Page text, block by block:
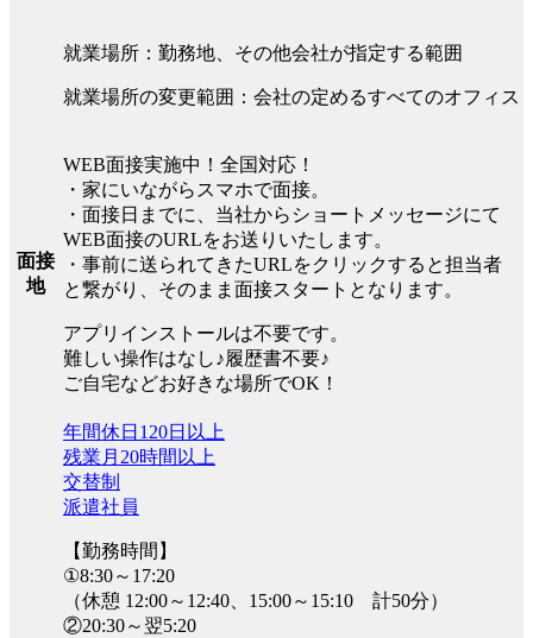
就業場所：勤務地、その他会社が指定する範囲
就業場所の変更範囲：会社の定めるすべてのオフィス
面接
地
WEB面接実施中！全国対応！
・家にいながらスマホで面接。
・面接日までに、当社からショートメッセージにて
WEB面接のURLをお送りいたします。
・事前に送られてきたURLをクリックすると担当者
と繋がり、そのまま面接スタートとなります。
アプリインストールは不要です。
難しい操作はなし♪履歴書不要♪
ご自宅などお好きな場所でOK！
年間休日120日以上
残業月20時間以上
交替制
派遣社員
【勤務時間】
①8:30～17:20
（休憩 12:00～12:40、15:00～15:10 計50分）
②20:30～翌5:20